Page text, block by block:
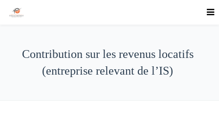
Contribution sur les revenus locatifs
(entreprise relevant de l’IS)